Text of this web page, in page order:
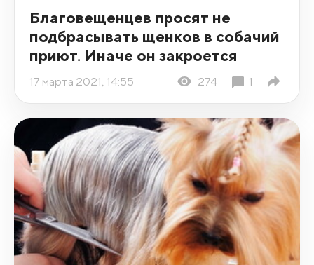
Благовещенцев просят не
подбрасывать щенков в собачий
приют. Иначе он закроется
17 марта 2021, 14:55 274 1